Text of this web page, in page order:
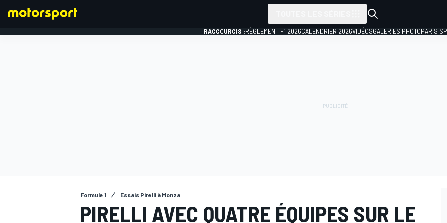
RACCOURCIS :RÈGLEMENT F1 2026CALENDRIER 2026VIDÉOSGALERIES PHOTOPARIS
Formule 1 Essais Pirelli à Monza
PIRELLI AVEC QUATRE ÉQUIPES SUR LE